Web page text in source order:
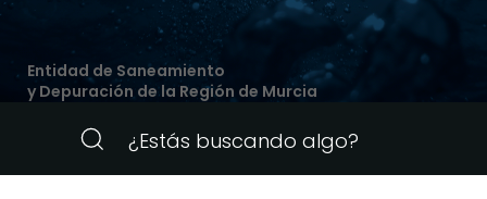
Entidad de Saneamiento
y Depuración de la Región de Murcia